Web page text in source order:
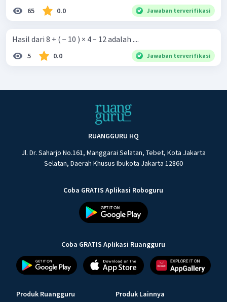
65 0.0 Jawaban terverifikasi
Hasil dari 8 + ( − 10 ) × 4 − 12 adalah ....
5 0.0 Jawaban terverifikasi
RUANGGURU HQ
Jl. Dr. Saharjo No.161, Manggarai Selatan, Tebet, Kota Jakarta
Selatan, Daerah Khusus Ibukota Jakarta 12860
Coba GRATIS Aplikasi Roboguru
Coba GRATIS Aplikasi Ruangguru
Produk Ruangguru Produk Lainnya